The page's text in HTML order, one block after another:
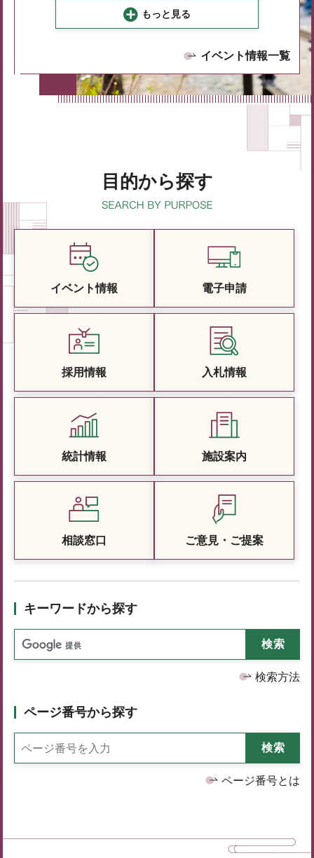
もっと見る
イベント情報一覧
目的から探す
イベント情報 電子申請
採用情報 入札情報
統計情報 施設案内
相談窓口 ご意見・ご提案
キーワードから探す
検索方法
ページ番号から探す
ページ番号とは